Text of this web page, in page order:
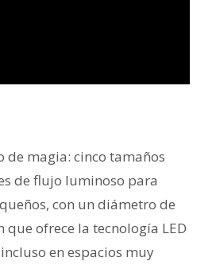
de magia: cinco tamaños
de flujo luminoso para
con un diámetro de
ofrece la tecnología LED
en espacios muy